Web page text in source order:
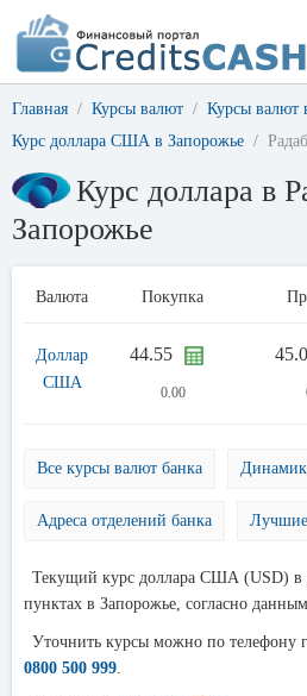
Главная Курсы валют
Курсы валют
Курс доллара США в Запорожье
Курс доллара в
Запорожье
Валюта Покупка
Доллар
США
44.55
0.00
Все курсы валют банка
Адреса отделений банка Лучшие
Текущий курс доллара США (USD) в
пунктах в Запорожье, согласно
Уточнить курсы можно по телефону
0800 500 999.